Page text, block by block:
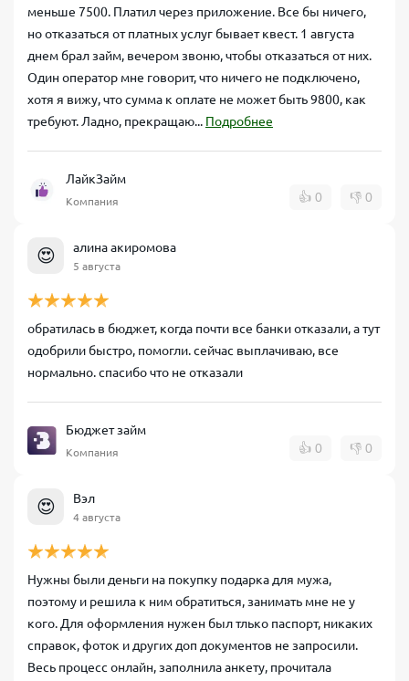
меньше 7500. Платил через приложение. Все бы ничего,
но отказаться от платных услуг бывает квест. 1 августа
днем брал займ, вечером звоню, чтобы отказаться от них.
Один оператор мне говорит, что ничего не подключено,
хотя я вижу, что сумма к оплате не может быть 9800, как
требуют. Ладно, прекращаю... Подробнее
ЛайкЗайм
Компания 👍 0 👎 0
😍 алина акиромова
5 августа
обратилась в бюджет, когда почти все банки отказали, а тут
одобрили быстро, помогли. сейчас выплачиваю, все
нормально. спасибо что не отказали
Бюджет займ
Компания 👍 0 👎 0
😍 Вэл
4 августа
Нужны были деньги на покупку подарка для мужа,
поэтому и решила к ним обратиться, занимать мне не у
кого. Для оформления нужен был тлько паспорт, никаких
справок, фоток и других доп документов не запросили.
Весь процесс онлайн, заполнила анкету, прочитала